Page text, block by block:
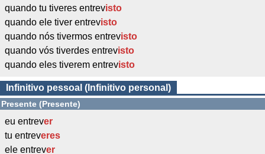
quando tu tiveres entrevisto
quando ele tiver entrevisto
quando nós tivermos entrevisto
quando vós tiverdes entrevisto
quando eles tiverem entrevisto
Infinitivo pessoal (Infinitivo personal)
Presente (Presente)
eu entrever
tu entreveres
ele entrever